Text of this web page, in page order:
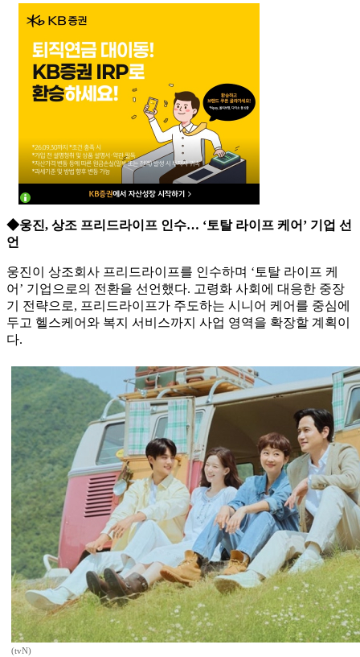
◆웅진, 상조 프리드라이프 인수… ‘토탈 라이프 케어’ 기업 선
언
웅진이 상조회사 프리드라이프를 인수하며 ‘토탈 라이프 케
어’ 기업으로의 전환을 선언했다. 고령화 사회에 대응한 중장
기 전략으로, 프리드라이프가 주도하는 시니어 케어를 중심에
두고 헬스케어와 복지 서비스까지 사업 영역을 확장할 계획이
다.
(tvN)